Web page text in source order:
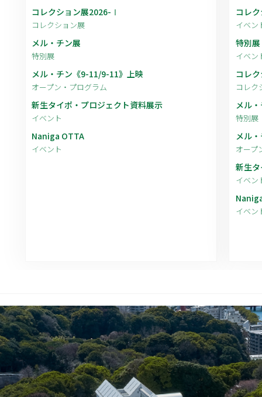
コレクション展2026-Ⅰ
コレクション展
メル・チン展
特別展
メル・チン《9-11/9-11》上映
オープン・プログラム
新生タイポ・プロジェクト資料展示
イベント
Naniga OTTA
イベント
コレ
イベン
特別
イベン
コレ
コレク
メル
特別展
メル
オープ
新生
イベン
イベン